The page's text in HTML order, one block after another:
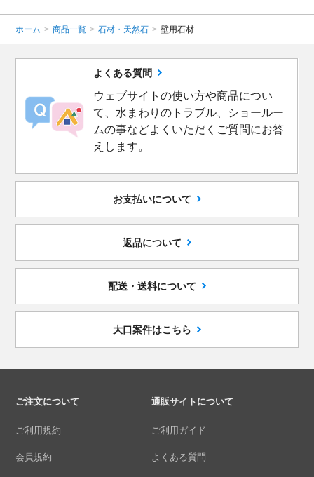
ホーム > 商品一覧 > 石材・天然石 > 壁用石材
よくある質問
ウェブサイトの使い方や商品につい
て、水まわりのトラブル、ショールー
ムの事などよくいただくご質問にお答
えします。
お支払いについて
返品について
配送・送料について
大口案件はこちら
ご注文について
ご利用規約
会員規約
通販サイトについて
ご利用ガイド
よくある質問